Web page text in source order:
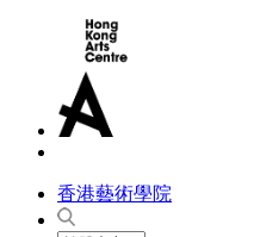
香港藝術學院